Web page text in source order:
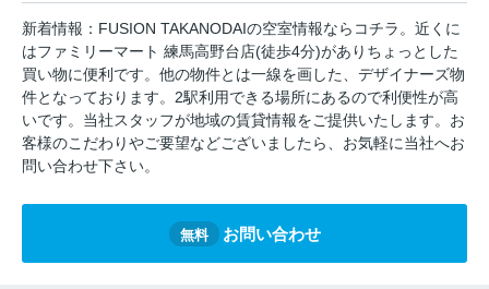
新着情報：FUSION TAKANODAIの空室情報ならコチラ。近くに
はファミリーマート 練馬高野台店(徒歩4分)がありちょっとした
買い物に便利です。他の物件とは一線を画した、デザイナーズ物
件となっております。2駅利用できる場所にあるので利便性が高
いです。当社スタッフが地域の賃貸情報をご提供いたします。お
客様のこだわりやご要望などございましたら、お気軽に当社へお
問い合わせ下さい。
無料 お問い合わせ